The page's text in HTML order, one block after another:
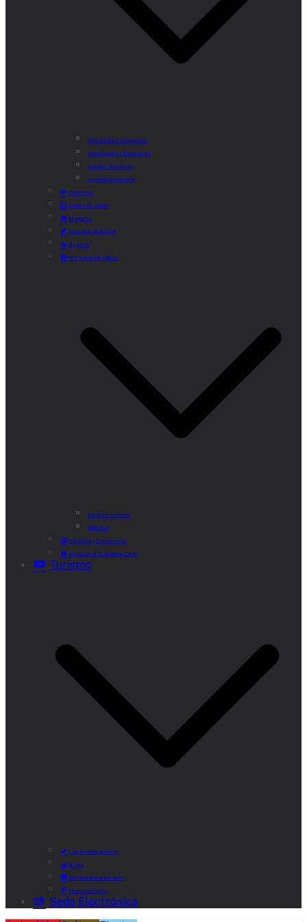
Actividades Semanales
Instalaciones Deportivas
Alquiler Bicicletas
Agenda Deportiva
Educación
Centro de Salud
Mayores
Comedor Municipal
Agenda
Préstamo de Libros
Punto de Lectura
Bibliobús
Velatorio y Cementerio
Atención al Ciudadano CAM
Turismo
Lugares de Interés
Rutas
Alojamientos Rurales
Museo del Vino
Sede Electrónica